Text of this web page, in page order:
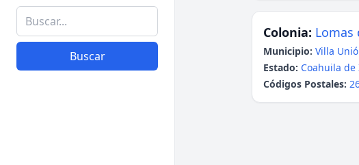
Buscar
Colonia: Lomas
Municipio: Villa
Estado: Coahuila de
Códigos Postales: